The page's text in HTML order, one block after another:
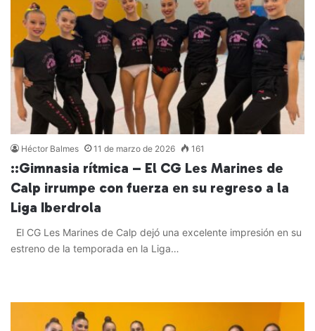
Héctor Balmes 11 de marzo de 2026 161
::Gimnasia rítmica – El CG Les Marines de
Calp irrumpe con fuerza en su regreso a la
Liga Iberdrola
El CG Les Marines de Calp dejó una excelente impresión en su
estreno de la temporada en la Liga…